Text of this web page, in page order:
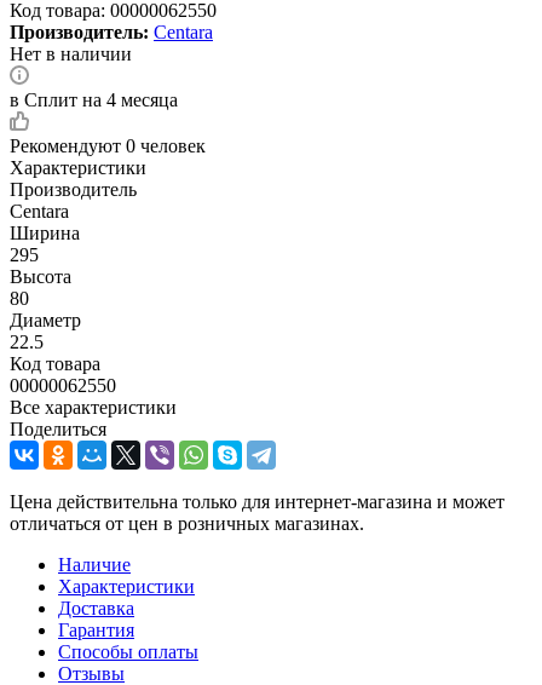
Код товара: 00000062550
Производитель: Centara
Нет в наличии
в Сплит на 4 месяца
Рекомендуют 0 человек
Характеристики
Производитель
Centara
Ширина
295
Высота
80
Диаметр
22.5
Код товара
00000062550
Все характеристики
Поделиться
Цена действительна только для интернет-магазина и может
отличаться от цен в розничных магазинах.
Наличие
Характеристики
Доставка
Гарантия
Способы оплаты
Отзывы